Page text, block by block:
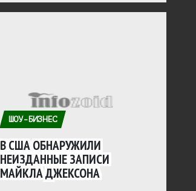
ШОУ-БИЗНЕС
В США ОБНАРУЖИЛИ
НЕИЗДАННЫЕ ЗАПИСИ
МАЙКЛА ДЖЕКСОНА